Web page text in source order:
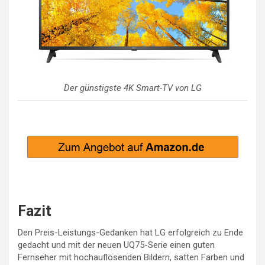
Der günstigste 4K Smart-TV von LG
Fazit
Den Preis-Leistungs-Gedanken hat LG erfolgreich zu Ende
gedacht und mit der neuen UQ75-Serie einen guten
Fernseher mit hochauflösenden Bildern, satten Farben und